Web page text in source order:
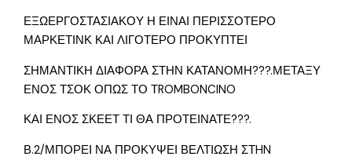
ΕΞΩΕΡΓΟΣΤΑΣΙΑΚΟΥ Η ΕΙΝΑΙ ΠΕΡΙΣΣΟΤΕΡΟ
ΜΑΡΚΕΤΙΝΚ ΚΑΙ ΛΙΓΟΤΕΡΟ ΠΡΟΚΥΠΤΕΙ
ΣΗΜΑΝΤΙΚΗ ΔΙΑΦΟΡΑ ΣΤΗΝ ΚΑΤΑΝΟΜΗ???.ΜΕΤΑΞΥ
ΕΝΟΣ ΤΣΟΚ ΟΠΩΣ ΤΟ ΤROMBONCINO
ΚΑΙ ΕΝΟΣ ΣΚΕΕΤ ΤΙ ΘΑ ΠΡΟΤΕΙΝΑΤΕ???.
Β.2/ΜΠΟΡΕΙ ΝΑ ΠΡΟΚΥΨΕΙ ΒΕΛΤΙΩΣΗ ΣΤHN